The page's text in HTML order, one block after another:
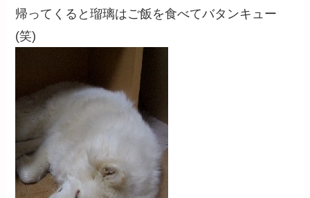
帰ってくると瑠璃はご飯を食べてバタンキュー
(笑)